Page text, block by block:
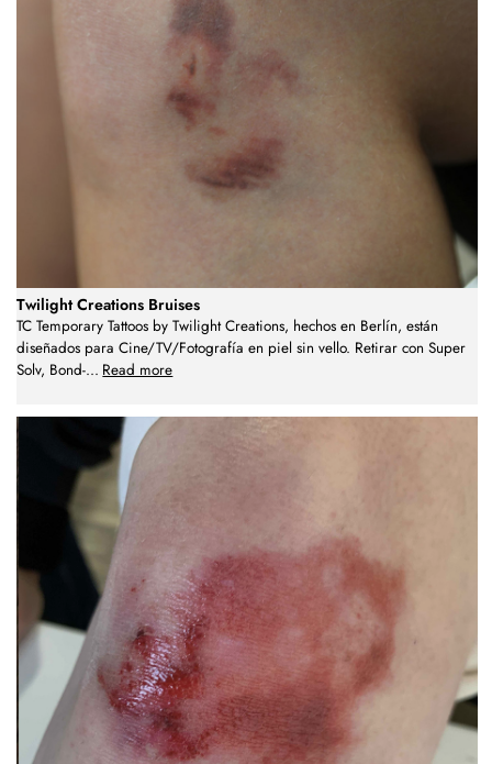
Twilight Creations Bruises
TC Temporary Tattoos by Twilight Creations, hechos en Berlín, están
diseñados para Cine/TV/Fotografía en piel sin vello. Retirar con Super
Solv, Bond-... Read more